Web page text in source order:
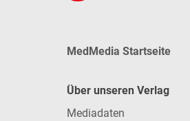
MedMedia Startseite
Über unseren Verlag
Mediadaten